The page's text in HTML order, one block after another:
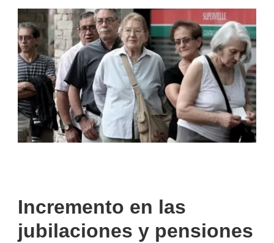
Incremento en las
jubilaciones y pensiones